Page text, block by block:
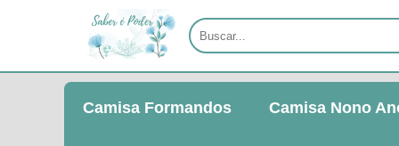
Camisa Formandos Camisa Nono